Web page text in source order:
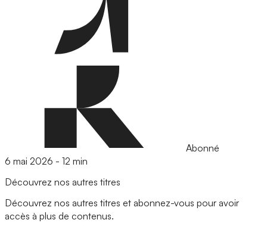
Abonné
6 mai 2026 - 12 min
Découvrez nos autres titres
Découvrez nos autres titres et abonnez-vous pour avoir
accès à plus de contenus.